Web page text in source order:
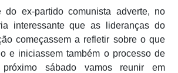
ex-partido comunista adverte, no
interessante que as lideranças do
começassem a refletir sobre o que
e iniciassem também o processo de
próximo sábado vamos reunir em